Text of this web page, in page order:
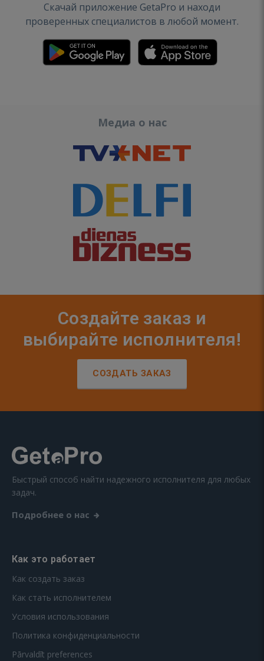
Скачай приложение GetaPro и находи
проверенных специалистов в любой момент.
Медиа о нас
Создайте заказ и
выбирайте исполнителя!
СОЗДАТЬ ЗАКАЗ
Быстрый способ найти надежного исполнителя для любых
задач.
Подробнее о нас
Как это работает
Как создать заказ
Как стать исполнителем
Условия использования
Политика конфиденциальности
Pārvaldīt preferences